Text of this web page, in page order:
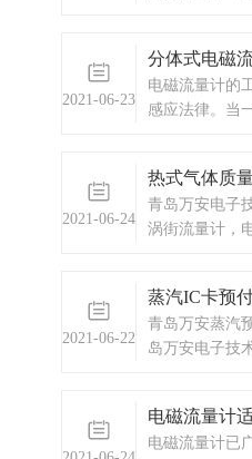
仪器，水质监
及承接电气自
2021-06-23
分体式电磁
电磁流量计的
感应法律。当
电动势的大小
磁感应强度大
电磁流量转换
2021-06-24
热式气体质
青岛万安电子
涡街流量计，
等，以及承接
电咨询。热线
/0532-6773136
2021-06-22
蒸汽IC卡预
青岛万安蒸汽
岛万安电子技
厂家，ic卡预
统，显示仪表
电磁流量计
电磁流量计已